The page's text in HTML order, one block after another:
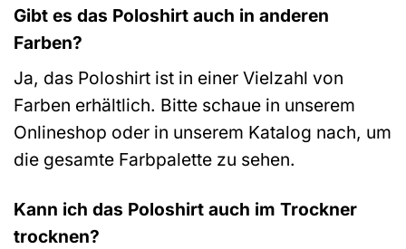
Gibt es das Poloshirt auch in anderen
Farben?
Ja, das Poloshirt ist in einer Vielzahl von
Farben erhältlich. Bitte schaue in unserem
Onlineshop oder in unserem Katalog nach, um
die gesamte Farbpalette zu sehen.
Kann ich das Poloshirt auch im Trockner
trocknen?